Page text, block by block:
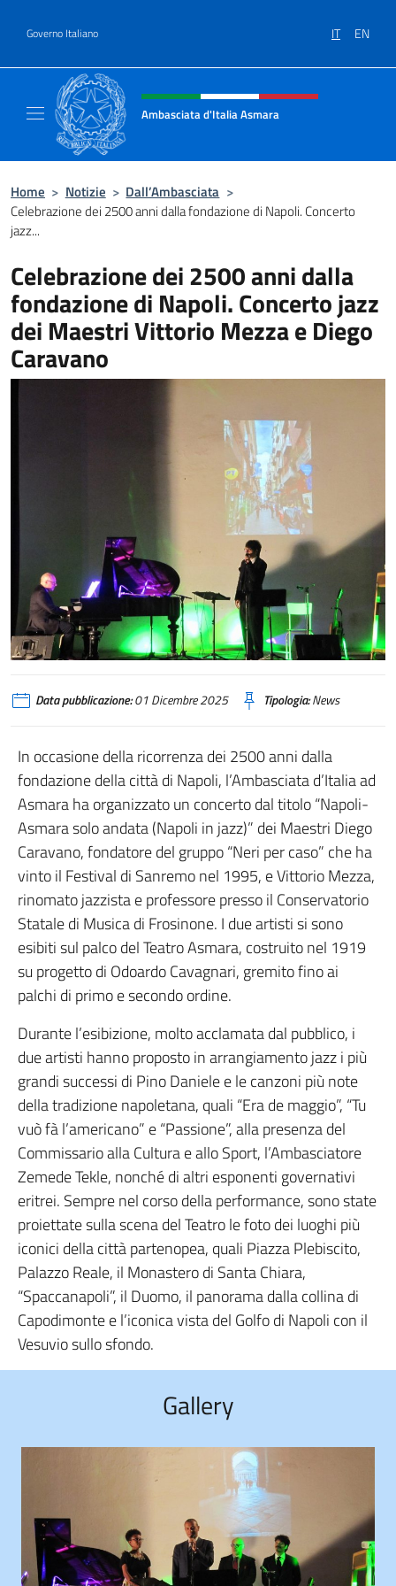
Governo Italiano IT EN
Intestazione sito, social e menù
Ambasciata d'Italia Asmara
Home > Notizie > Dall’Ambasciata >
Celebrazione dei 2500 anni dalla fondazione di Napoli. Concerto
jazz...
Celebrazione dei 2500 anni dalla
fondazione di Napoli. Concerto jazz
dei Maestri Vittorio Mezza e Diego
Caravano
Data pubblicazione:01 Dicembre 2025 Tipologia:News
In occasione della ricorrenza dei 2500 anni dalla
fondazione della città di Napoli, l’Ambasciata d’Italia ad
Asmara ha organizzato un concerto dal titolo “Napoli-
Asmara solo andata (Napoli in jazz)” dei Maestri Diego
Caravano, fondatore del gruppo “Neri per caso” che ha
vinto il Festival di Sanremo nel 1995, e Vittorio Mezza,
rinomato jazzista e professore presso il Conservatorio
Statale di Musica di Frosinone. I due artisti si sono
esibiti sul palco del Teatro Asmara, costruito nel 1919
su progetto di Odoardo Cavagnari, gremito fino ai
palchi di primo e secondo ordine.
Durante l’esibizione, molto acclamata dal pubblico, i
due artisti hanno proposto in arrangiamento jazz i più
grandi successi di Pino Daniele e le canzoni più note
della tradizione napoletana, quali “Era de maggio”, “Tu
vuò fà l’americano” e “Passione”, alla presenza del
Commissario alla Cultura e allo Sport, l’Ambasciatore
Zemede Tekle, nonché di altri esponenti governativi
eritrei. Sempre nel corso della performance, sono state
proiettate sulla scena del Teatro le foto dei luoghi più
iconici della città partenopea, quali Piazza Plebiscito,
Palazzo Reale, il Monastero di Santa Chiara,
“Spaccanapoli”, il Duomo, il panorama dalla collina di
Capodimonte e l’iconica vista del Golfo di Napoli con il
Vesuvio sullo sfondo.
Gallery